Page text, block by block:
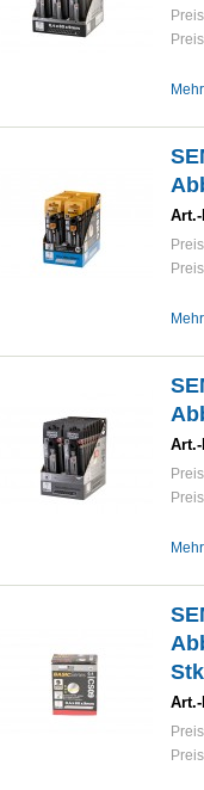
Art.-
Art.-
Art.-